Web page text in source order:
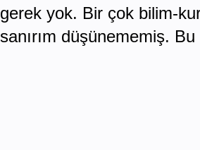
gerek yok. Bir çok bilim-
sanırım düşünememiş.